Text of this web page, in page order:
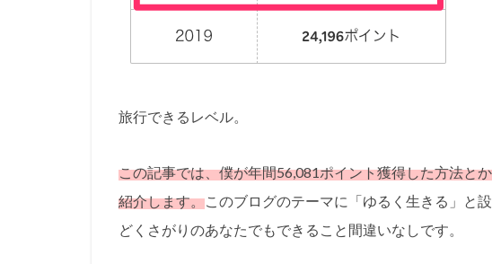
旅行できるレベル。
この記事では、僕が年間56,081ポイント獲得した方法と
紹介します。このブログのテーマに「ゆるく生きる」と
どくさがりのあなたでもできること間違いなしです。